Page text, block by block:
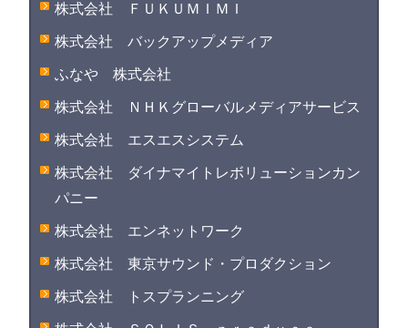
株式会社 ＦＵＫＵＭＩＭＩ
株式会社 バックアップメディア
ふなや 株式会社
株式会社 ＮＨＫグローバルメディアサービス
株式会社 エスエスシステム
株式会社 ダイナマイトレボリューションカン
パニー
株式会社 エンネットワーク
株式会社 東京サウンド・プロダクション
株式会社 トスプランニング